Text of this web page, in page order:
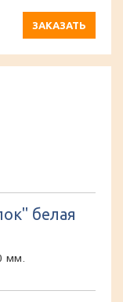
ЗАКАЗАТЬ
белая
мм.